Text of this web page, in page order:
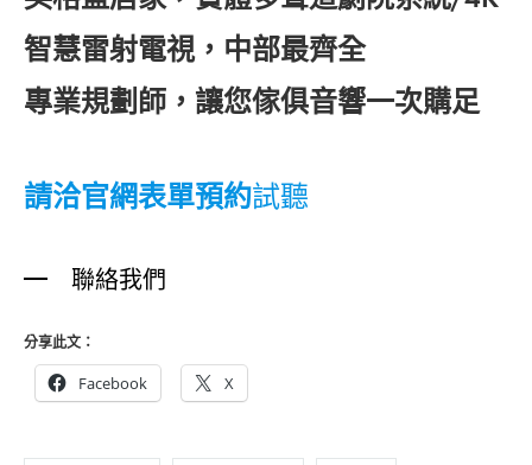
智慧雷射電視，中部最齊全
專業規劃師，讓您傢俱音響一次購足
請洽官網表單預約試聽
聯絡我們
分享此文：
Facebook X